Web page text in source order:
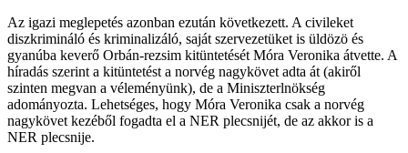
Az igazi meglepetés azonban ezután következett. A civileket
diszkrimináló és kriminalizáló, saját szervezetüket is üldözö és
gyanúba keverő Orbán-rezsim kitüntetését Móra Veronika átvette. A
híradás szerint a kitüntetést a norvég nagykövet adta át (akiről
szinten megvan a véleményünk), de a Miniszterlnökség
adományozta. Lehetséges, hogy Móra Veronika csak a norvég
nagykövet kezéből fogadta el a NER plecsnijét, de az akkor is a
NER plecsnije.